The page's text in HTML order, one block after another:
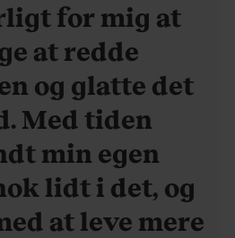
for mig at
at redde
og glatte det
Med tiden
min egen
lidt i det, og
at leve mere